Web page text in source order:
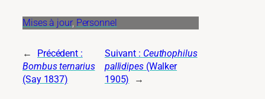
Mises à jour, Personnel
←
Précédent :
Bombus ternarius
(Say 1837)
Suivant : Ceuthophilus
pallidipes(Walker
1905)
→